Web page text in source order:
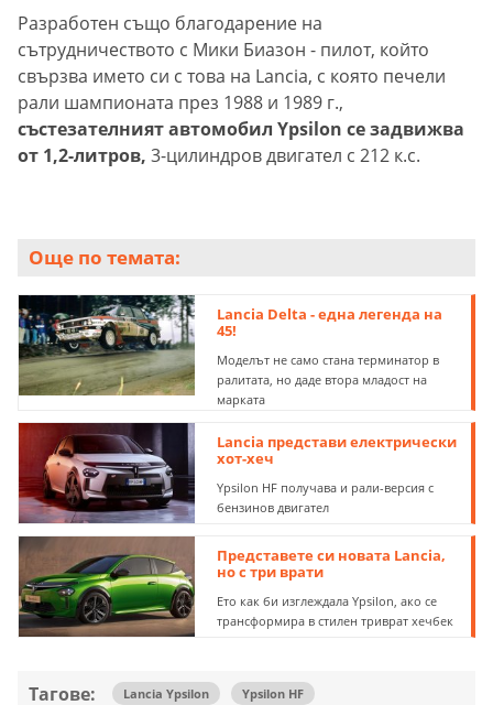
Разработен също благодарение на
сътрудничеството с Мики Биазон - пилот, който
свързва името си с това на Lancia, с която печели
рали шампионата през 1988 и 1989 г.,
състезателният автомобил Ypsilon се задвижва
от 1,2-литров, 3-цилиндров двигател с 212 к.с.
Още по темата:
Lancia Delta - една легенда на
45!
Моделът не само стана терминатор в
ралитата, но даде втора младост на
марката
Lancia представи електрически
хот-хеч
Ypsilon HF получава и рали-версия с
бензинов двигател
Представете си новата Lancia,
но с три врати
Ето как би изглеждала Ypsilon, ако се
трансформира в стилен триврат хечбек
Тагове: Lancia Ypsilon
Ypsilon HF